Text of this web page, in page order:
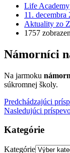
Life Academy
11. decembra
Aktuality zo
1757
Námorníci
Na jarmoku
súkromnej školy.
Predchádzajúci
Nasledujúci
Kategórie
Kategórie